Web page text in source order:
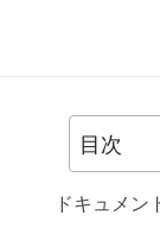
ドキュメン
目次